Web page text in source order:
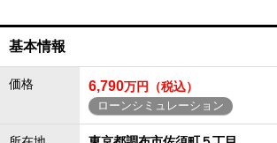
基本情報
価格 6,790万円（税込）
ローンシミュレーション